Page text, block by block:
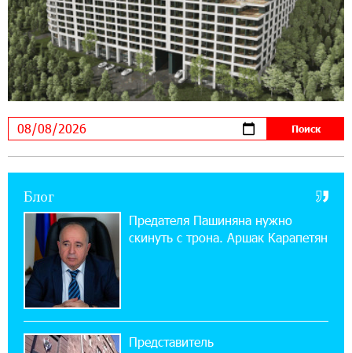
ЕАЭС со временем будет расширяться. Когда-
нибудь это поймёт и рядовой армянин, но
будет уже поздно
11:03:52 31-07-2026
Если Израиль использует тему Геноцида
армян против Эрдогана, то что для него
значит сам Геноцид?
10% годовых и оформление в мобильном
приложении
17:03:49 30-07-2026
Платформа Rate.Trading на Seaside Startup
Summit: IDBank представил инновационное
решение
Блог
Предателя Пашиняна нужно
скинуть с трона. Аршак Карапетян
Представитель